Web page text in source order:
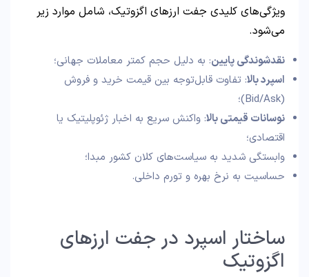
ویژگی‌های کلیدی جفت ارزهای اگزوتیک، شامل موارد زیر
می‌شود.
نقدشوندگی پایین: به دلیل حجم کمتر معاملات جهانی؛
اسپرد بالا: تفاوت قابل‌توجه بین قیمت خرید و فروش
(Bid/Ask)؛
نوسانات قیمتی بالا: واکنش سریع به اخبار ژئوپلیتیک یا
اقتصادی؛
وابستگی شدید به سیاست‌های کلان کشور مبدا؛
حساسیت به نرخ بهره و تورم داخلی.
ساختار اسپرد در جفت ارزهای
اگزوتیک